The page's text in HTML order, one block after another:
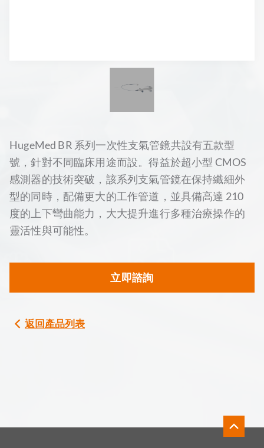
HugeMed BR 系列一次性支氣管鏡共設有五款型
號，針對不同臨床用途而設。得益於超小型 CMOS
感測器的技術突破，該系列支氣管鏡在保持纖細外
型的同時，配備更大的工作管道，並具備高達 210
度的上下彎曲能力，大大提升進行多種治療操作的
靈活性與可能性。
立即諮詢
返回產品列表